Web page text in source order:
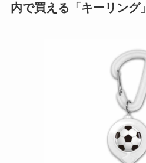
内で買える「キーリング」